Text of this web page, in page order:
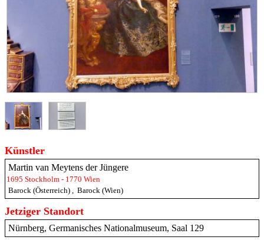
Künstler
Martin van Meytens der Jüngere
1695 Stockholm - 1770 Wien
Barock (Österreich)
Barock (Wien)
Jetziger Standort
Nürnberg, Germanisches Nationalmuseum, Saal 129